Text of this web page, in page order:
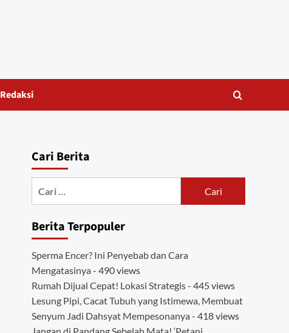
Redaksi
Cari Berita
Berita Terpopuler
Sperma Encer? Ini Penyebab dan Cara
Mengatasinya - 490 views
Rumah Dijual Cepat! Lokasi Strategis- 445 views
Lesung Pipi, Cacat Tubuh yang Istimewa, Membuat
Senyum Jadi Dahsyat Mempesonanya - 418 views